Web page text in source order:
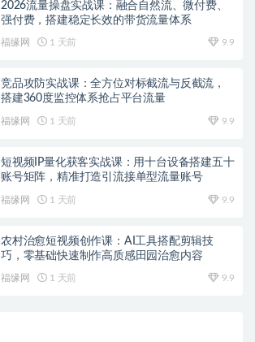
2026流量操盘实战课：融合自然流、微付费、
强付费，搭建稳定长效的带货流量体系
福缘网 1 天前 9.9
竞品攻防实战课：全方位对标截流与反截流，
搭建360度监控体系抢占平台流量
福缘网 1 天前 9.9
短视频IP量化获客实战课：用十台设备搭建五十
账号矩阵，精准打造引流接单型流量账号
福缘网 1 天前 9.9
农村治愈短视频创作课：AI工具搭配剪辑技
巧，零基础快速制作高质感田园治愈内容
福缘网 1 天前 9.9